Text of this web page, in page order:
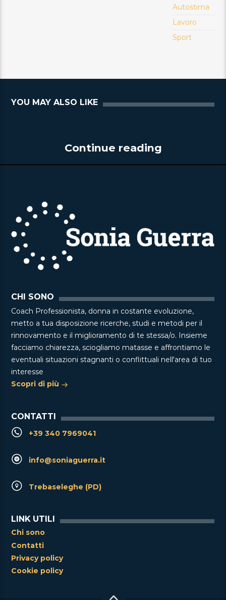
Autostima
Lavoro
Sport
YOU MAY ALSO LIKE
Continue reading
CHI SONO
Coach Professionista, donna in costante evoluzione,
metto a tua disposizione ricerche, studi e metodi per il
rinnovamento e il miglioramento di te stessa/o. Insieme
facciamo chiarezza, sciogliamo matasse e affrontiamo le
eventuali situazioni stagnanti o conflittuali nell'area di tuo
interesse
Scopri di più
CONTATTI
+39 340 7969041
info@soniaguerra.it
Trebaseleghe (PD)
LINK UTILI
Chi sono
Contatti
Privacy policy
Cookie policy